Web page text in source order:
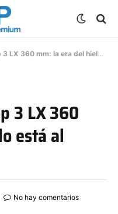
mm: la era del hielo está al acecho
3 LX 360
está al
No hay comentarios